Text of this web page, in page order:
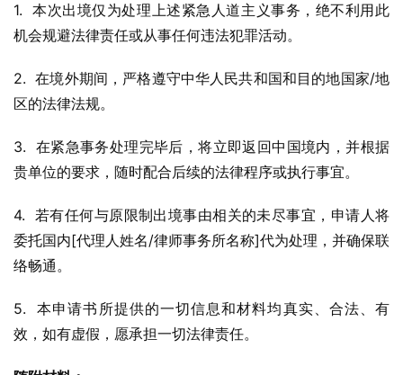
1.  本次出境仅为处理上述紧急人道主义事务，绝不利用此
机会规避法律责任或从事任何违法犯罪活动。
2.  在境外期间，严格遵守中华人民共和国和目的地国家/地
区的法律法规。
3.  在紧急事务处理完毕后，将立即返回中国境内，并根据
贵单位的要求，随时配合后续的法律程序或执行事宜。
4.  若有任何与原限制出境事由相关的未尽事宜，申请人将
委托国内[代理人姓名/律师事务所名称]代为处理，并确保联
络畅通。
5.  本申请书所提供的一切信息和材料均真实、合法、有
效，如有虚假，愿承担一切法律责任。